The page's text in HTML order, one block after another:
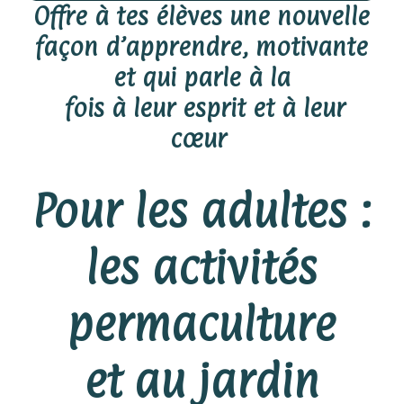
Offre à tes élèves une nouvelle
façon d’apprendre, motivante
et qui parle à la
fois à leur esprit et à leur
cœur
Pour les adultes :
les activités
permaculture
et au jardin